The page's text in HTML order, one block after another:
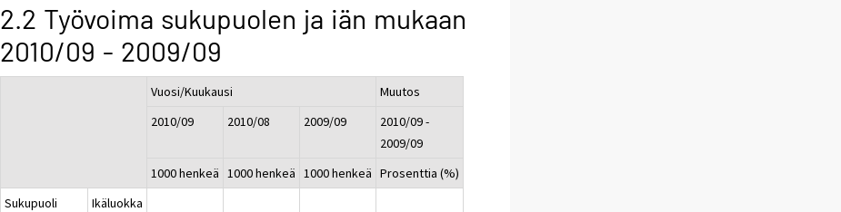
2.2 Työvoima sukupuolen ja iän mukaan
2010/09 - 2009/09
Vuosi/Kuukausi
Muutos
2010/09
2010/08 2009/09
2010/09 -
2009/09
1000 henkeä 1000 henkeä 1000 henkeä Prosenttia (%)
Sukupuoli
Ikäluokka